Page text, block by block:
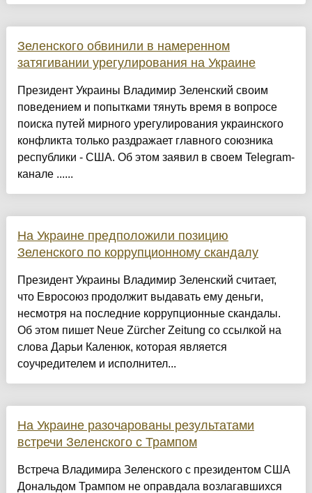
Зеленского обвинили в намеренном
затягивании урегулирования на Украине
Президент Украины Владимир Зеленский своим
поведением и попытками тянуть время в вопросе
поиска путей мирного урегулирования украинского
конфликта только раздражает главного союзника
республики - США. Об этом заявил в своем Telegram-
канале ......
На Украине предположили позицию
Зеленского по коррупционному скандалу
Президент Украины Владимир Зеленский считает,
что Евросоюз продолжит выдавать ему деньги,
несмотря на последние коррупционные скандалы.
Об этом пишет Neue Zürcher Zeitung со ссылкой на
слова Дарьи Каленюк, которая является
соучредителем и исполнител...
На Украине разочарованы результатами
встречи Зеленского с Трампом
Встреча Владимира Зеленского с президентом США
Дональдом Трампом не оправдала возлагавшихся